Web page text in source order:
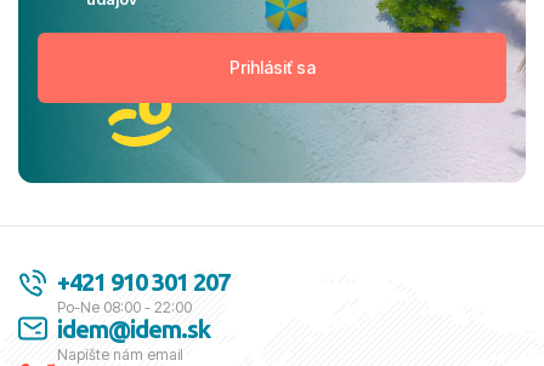
+421 910 301 207
Po-Ne 08:00 - 22:00
idem@idem.sk
Napíšte nám email